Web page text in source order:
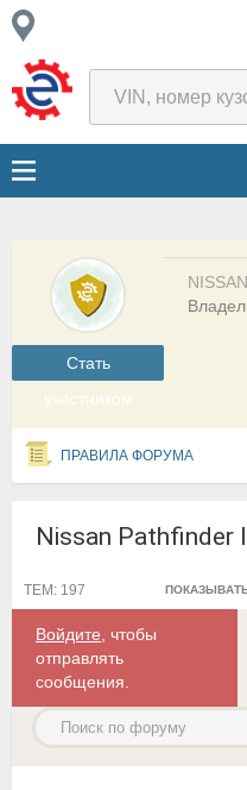
Cтать
участником
ПРАВИЛА ФОРУМА
Nissan Pathfinder
ТЕМ: 197
Войдите , чтобы
отправлять
сообщения.